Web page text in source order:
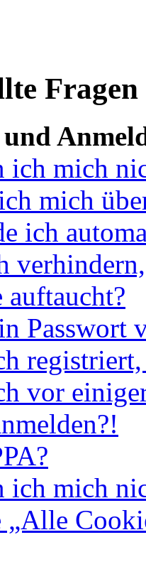
Fragen
ich mich
mich
ich
Passwort
vor
ich mich